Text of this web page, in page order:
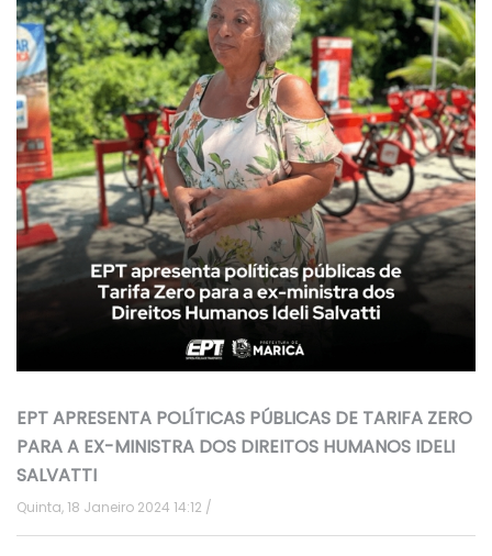
EPT APRESENTA POLÍTICAS PÚBLICAS DE TARIFA ZERO
PARA A EX-MINISTRA DOS DIREITOS HUMANOS IDELI
SALVATTI
Quinta, 18 Janeiro 2024 14:12